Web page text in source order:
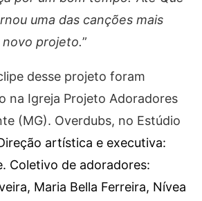
uma das canções mais
novo projeto.”
desse projeto foram
na Igreja Projeto Adoradores
(MG). Overdubs, no Estúdio
artística e executiva:
Coletivo de adoradores:
Maria Bella Ferreira, Nívea